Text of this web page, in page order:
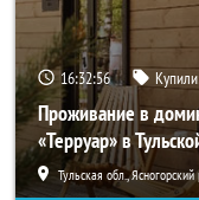
16:32:55
Проживание в
«Терруар» в
Тульская обл.,